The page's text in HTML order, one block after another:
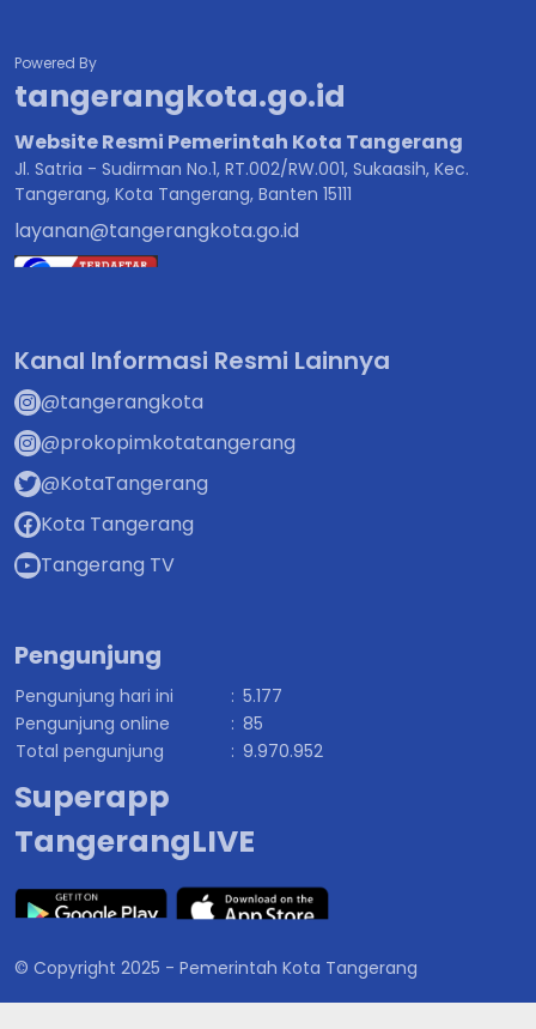
Powered By
tangerangkota.go.id
Website Resmi Pemerintah Kota Tangerang
Jl. Satria - Sudirman No.1, RT.002/RW.001, Sukaasih, Kec.
Tangerang, Kota Tangerang, Banten 15111
layanan@tangerangkota.go.id
Kanal Informasi Resmi Lainnya
@tangerangkota
@prokopimkotatangerang
@KotaTangerang
Kota Tangerang
Tangerang TV
Pengunjung
Pengunjung hari ini : 5.177
Pengunjung online
: 85
Total pengunjung
: 9.970.952
Superapp
TangerangLIVE
© Copyright 2025 - Pemerintah Kota Tangerang